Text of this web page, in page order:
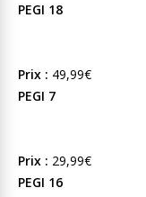
PEGI 18
Prix : 49,99€
PEGI 7
Prix : 29,99€
PEGI 16